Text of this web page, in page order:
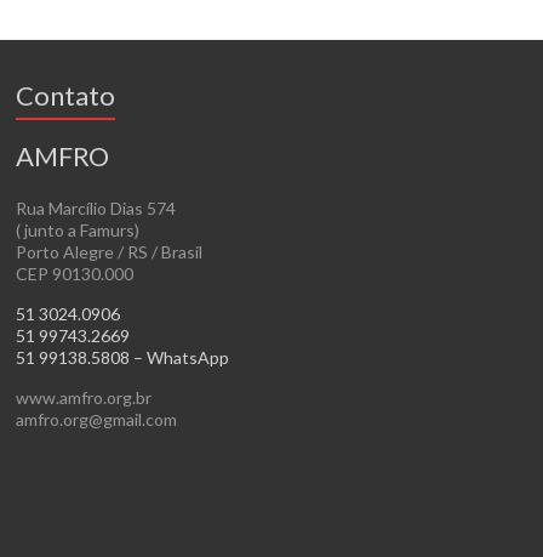
Contato
AMFRO
Rua Marcílio Dias 574
( junto a Famurs)
Porto Alegre / RS / Brasil
CEP 90130.000
51 3024.0906
51 99743.2669
51 99138.5808 – WhatsApp
www.amfro.org.br
amfro.org@gmail.com